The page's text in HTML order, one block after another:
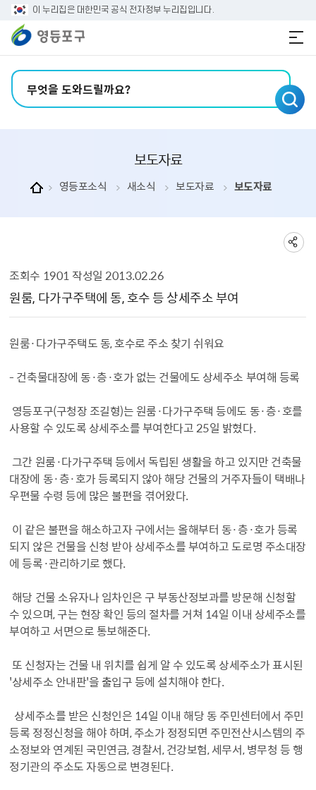
본문 바로가기
주메뉴 바로가기
이 누리집은 대한민국 공식 전자정부 누리집입니다.
보도자료
영등포소식 새소식 보도자료 보도자료
조회수 1901 작성일 2013.02.26
원룸, 다가구주택에 동, 호수 등 상세주소 부여
원룸·다가구주택도 동, 호수로 주소 찾기 쉬워요
- 건축물대장에 동·층·호가 없는 건물에도 상세주소 부여해 등록
영등포구(구청장 조길형)는 원룸·다가구주택 등에도 동·층·호를
사용할 수 있도록 상세주소를 부여한다고 25일 밝혔다.
그간 원룸·다가구주택 등에서 독립된 생활을 하고 있지만 건축물
대장에 동·층·호가 등록되지 않아 해당 건물의 거주자들이 택배나
우편물 수령 등에 많은 불편을 겪어왔다.
이 같은 불편을 해소하고자 구에서는 올해부터 동·층·호가 등록
되지 않은 건물을 신청 받아 상세주소를 부여하고 도로명 주소대장
에 등록·관리하기로 했다.
해당 건물 소유자나 임차인은 구 부동산정보과를 방문해 신청할
수 있으며, 구는 현장 확인 등의 절차를 거쳐 14일 이내 상세주소를
부여하고 서면으로 통보해준다.
또 신청자는 건물 내 위치를 쉽게 알 수 있도록 상세주소가 표시된
'상세주소 안내판'을 출입구 등에 설치해야 한다.
상세주소를 받은 신청인은 14일 이내 해당 동 주민센터에서 주민
등록 정정신청을 해야 하며, 주소가 정정되면 주민전산시스템의 주
소정보와 연계된 국민연금, 경찰서, 건강보험, 세무서, 병무청 등 행
정기관의 주소도 자동으로 변경된다.